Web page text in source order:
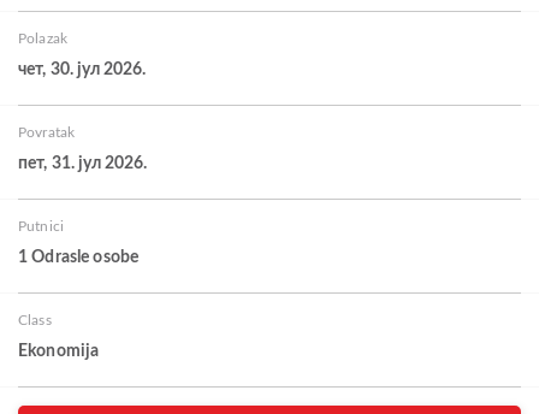
Polazak
чет, 30. јул 2026.
Povratak
пет, 31. јул 2026.
Putnici
1 Odrasle osobe
Class
Ekonomija